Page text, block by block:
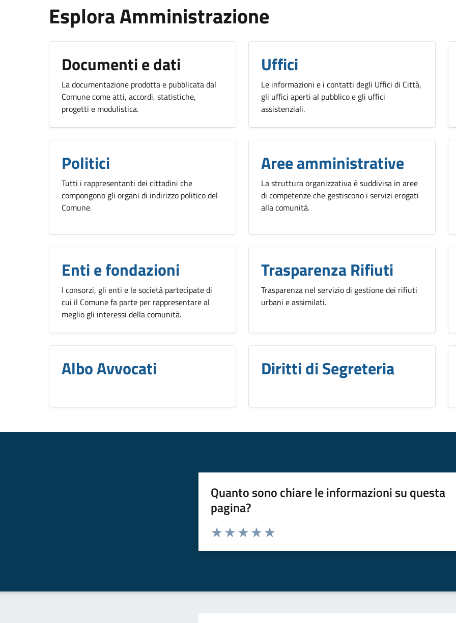
Esplora Amministrazione
Documenti e dati
La documentazione prodotta e pubblicata dal
Comune come atti, accordi, statistiche,
progetti e modulistica.
Uffici
Le informazioni e i contatti degli Uffici di Città,
gli uffici aperti al pubblico e gli uffici
assistenziali.
Politici
Tutti i rappresentanti dei cittadini che
compongono gli organi di indirizzo politico del
Comune.
Aree amministrative
La struttura organizzativa è suddivisa in aree
di competenze che gestiscono i servizi erogati
alla comunità.
Enti e fondazioni
I consorzi, gli enti e le società partecipate di
cui il Comune fa parte per rappresentare al
meglio gli interessi della comunità.
Trasparenza Rifiuti
Trasparenza nel servizio di gestione dei rifiuti
urbani e assimilati.
Albo Avvocati Diritti di Segreteria
Quanto sono chiare le informazioni su questa
pagina?
Valuta da 1 a 5 stelle la pagina